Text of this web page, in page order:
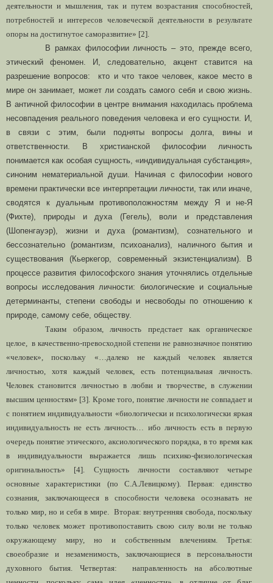
деятельности и мышления, так и путем возрастания способностей,
потребностей и интересов человеческой деятельности в результате
опоры на достигнутое саморазвитие» [2].
В рамках философии личность – это, прежде всего,
этический феномен. И, следовательно, акцент ставится на
разрешение вопросов: кто и что такое человек, какое место в
мире он занимает, может ли создать самого себя и свою жизнь.
В античной философии в центре внимания находилась проблема
несовпадения реального поведения человека и его сущности. И,
в связи с этим, были подняты вопросы долга, вины и
ответственности. В христианской философии личность
понимается как особая сущность, «индивидуальная субстанция»,
синоним нематериальной души. Начиная с философии нового
времени практически все интерпретации личности, так или иначе,
сводятся к дуальным противоположностям между Я и не-Я
(Фихте), природы и духа (Гегель), воли и представления
(Шопенгауэр), жизни и духа (романтизм), сознательного и
бессознательно (романтизм, психоанализ), наличного бытия и
существования (Кьеркегор, современный экзистенциализм). В
процессе развития философского знания уточнялись отдельные
вопросы исследования личности: биологические и социальные
детерминанты, степени свободы и несвободы по отношению к
природе, самому себе, обществу.
Таким образом, личность предстает как органическое
целое, в качественно-превосходной степени не равнозначное понятию
«человек», поскольку «…далеко не каждый человек является
личностью, хотя каждый человек, есть потенциальная личность.
Человек становится личностью в любви и творчестве, в служении
высшим ценностям» [3]. Кроме того, понятие личности не совпадает и
с понятием индивидуальности «биологически и психологически яркая
индивидуальность не есть личность… ибо личность есть в первую
очередь понятие этического, аксиологического порядка, в то время как
в индивидуальности выражается лишь психико-физиологическая
оригинальность» [4]. Сущность личности составляют четыре
основные характеристики (по С.А.Левицкому). Первая: единство
сознания, заключающееся в способности человека осознавать не
только мир, но и себя в мире. Вторая: внутренняя свобода, поскольку
только человек может противопоставить свою силу воли не только
окружающему миру, но и собственным влечениям. Третья:
своеобразие и незаменимость, заключающиеся в персональности
духовного бытия. Четвертая: направленность на абсолютные